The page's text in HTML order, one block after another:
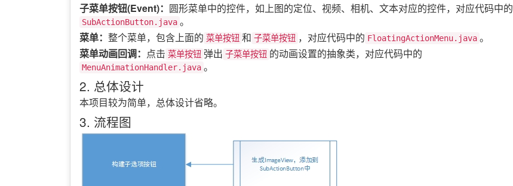
子菜单按钮(Event)： 圆形菜单中的控件，如上图的定位、视频、相机、文本对应的控件，对应代码中的
SubActionButton.java 。
菜单： 整个菜单，包含上面的 菜单按钮 和 子菜单按钮 ，对应代码中的 FloatingActionMenu.java 。
菜单动画回调： 点击 菜单按钮 弹出 子菜单按钮 的动画设置的抽象类，对应代码中的
MenuAnimationHandler.java 。
2. 总体设计
本项目较为简单，总体设计省略。
3. 流程图